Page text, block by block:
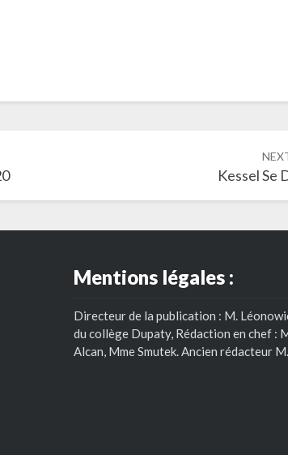
Kessel Se
Mentions légales :
Directeur de la publication : M.
du collège Dupaty, Rédaction en chef :
Alcan, Mme Smutek. Ancien rédacteur